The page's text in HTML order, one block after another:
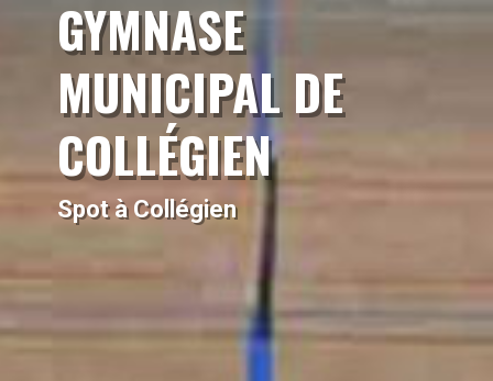
GYMNASE
MUNICIPAL DE
COLLÉGIEN
Spot à Collégien